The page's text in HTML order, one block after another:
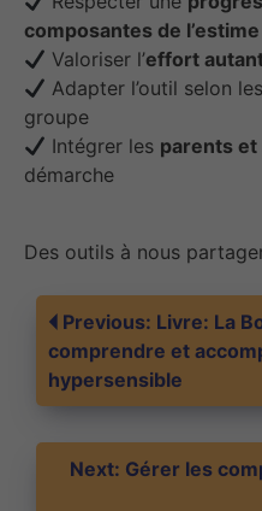
composantes de
Valoriser l’effort
Adapter l’outil selon
groupe
Intégrer les parents
démarche
Des outils à nous
Navigation
de
l’article
Previous: Livre: La
comprendre et
hypersensible
Next: Gérer les